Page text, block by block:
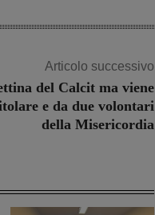
Articolo successivo
del Calcit ma viene
e da due volontari
della Misericordia